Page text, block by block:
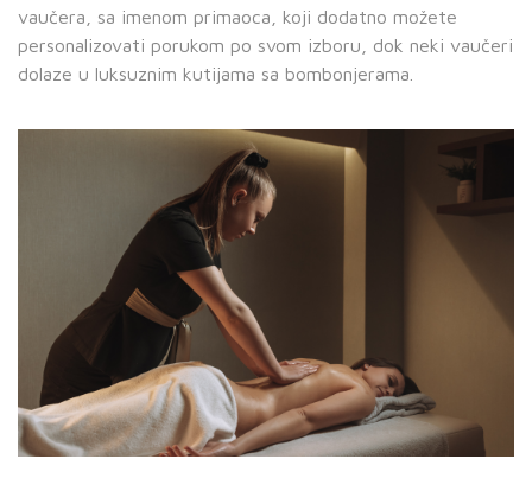
vaučera, sa imenom primaoca, koji dodatno možete
personalizovati porukom po svom izboru, dok neki vaučeri
dolaze u luksuznim kutijama sa bombonjerama.